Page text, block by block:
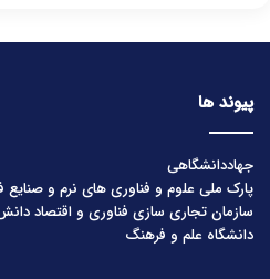
پیوند ها
جهاددانشگاهی
پارک ملی علوم و فناوری های نرم و صنایع
سازمان تجاری سازی فناوری و اقتصاد
دانشگاه علم و فرهنگ